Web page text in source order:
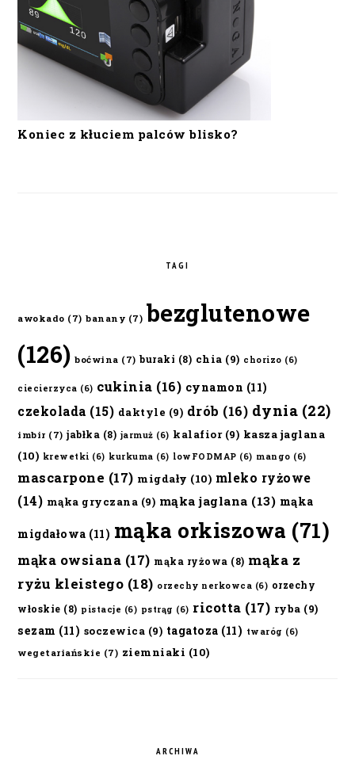
Koniec z kłuciem palców blisko?
TAGI
awokado (7) banany (7) bezglutenowe
(126) boćwina (7) buraki (8) chia (9) chorizo (6)
ciecierzyca (6) cukinia (16) cynamon (11)
czekolada (15) daktyle (9) drób (16) dynia (22)
imbir (7) jabłka (8) jarmuż (6) kalafior(9) kasza jaglana
(10) krewetki (6) kurkuma (6) lowFODMAP (6) mango (6)
mascarpone (17) migdały (10) mleko ryżowe
(14) mąka gryczana (9) mąka jaglana (13) mąka
migdałowa (11) mąka orkiszowa (71)
mąka owsiana (17) mąka ryżowa (8) mąka z
ryżu kleistego (18) orzechy nerkowca (6) orzechy
włoskie (8) pistacje (6) pstrąg (6) ricotta (17) ryba (9)
sezam (11) soczewica (9) tagatoza (11) twaróg (6)
wegetariańskie (7) ziemniaki (10)
ARCHIWA